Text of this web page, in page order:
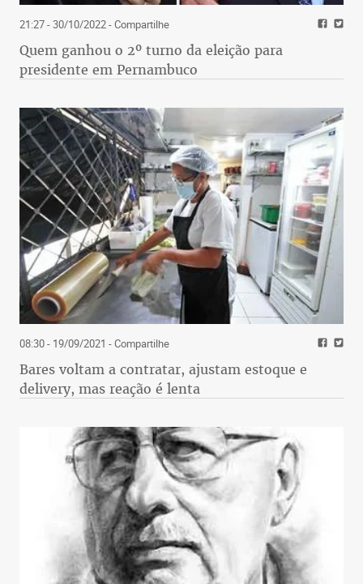
21:27 - 30/10/2022- Compartilhe
Quem ganhou o 2º turno da eleição para
presidente em Pernambuco
08:30 - 19/09/2021 - Compartilhe
Bares voltam a contratar, ajustam estoque e
delivery, mas reação é lenta